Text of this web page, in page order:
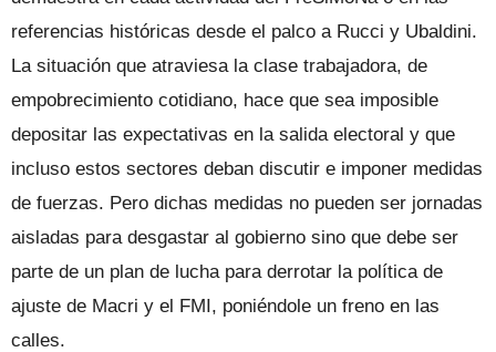
referencias históricas desde el palco a Rucci y Ubaldini.
La situación que atraviesa la clase trabajadora, de
empobrecimiento cotidiano, hace que sea imposible
depositar las expectativas en la salida electoral y que
incluso estos sectores deban discutir e imponer medidas
de fuerzas. Pero dichas medidas no pueden ser jornadas
aisladas para desgastar al gobierno sino que debe ser
parte de un plan de lucha para derrotar la política de
ajuste de Macri y el FMI, poniéndole un freno en las
calles.